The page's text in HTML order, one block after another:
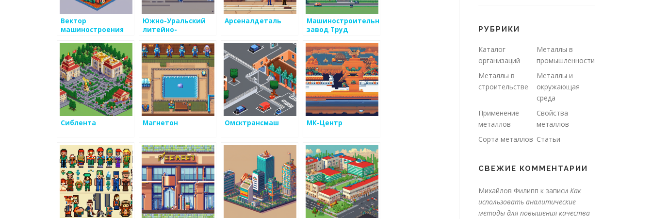
Вектор
машиностроения
Южно-Уральский
литейно-
завод
Арсеналдеталь
Машиностроительный
завод Труд
Сиблента Магнетон Омсктрансмаш МК-Центр
РУБРИКИ
Каталог
организаций
Металлы в
промышленности
Металлы в
строительстве
Металлы и
окружающая
среда
Применение
металлов
Свойства
металлов
Сорта металлов Статьи
СВЕЖИЕ КОММЕНТАРИИ
Михайлов Филипп к записи Как
использовать аналитические
методы для повышения качества